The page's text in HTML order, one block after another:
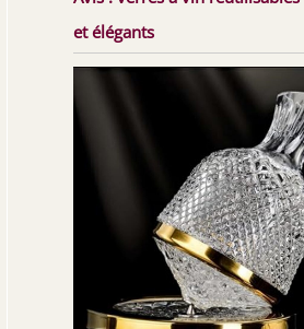
et élégants